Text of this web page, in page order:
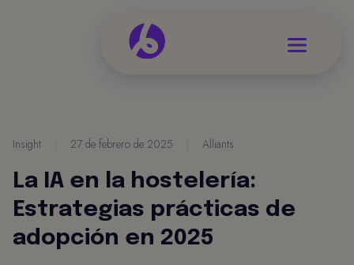
Insight 27 de febrero de 2025 Alliants
La IA en la hostelería:
Estrategias prácticas de
adopción en 2025